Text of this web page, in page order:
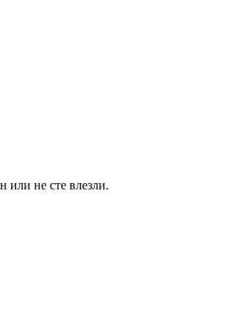
или не сте влезли.